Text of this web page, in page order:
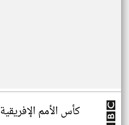
كأس الأمم الإفريقية